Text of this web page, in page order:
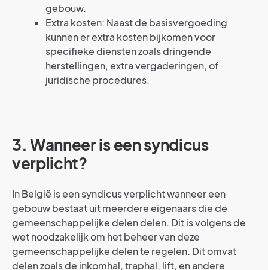
gebouw.
Extra kosten: Naast de basisvergoeding
kunnen er extra kosten bijkomen voor
specifieke diensten zoals dringende
herstellingen, extra vergaderingen, of
juridische procedures.
3. Wanneer is een syndicus
verplicht?
In België is een syndicus verplicht wanneer een
gebouw bestaat uit meerdere eigenaars die de
gemeenschappelijke delen delen. Dit is volgens de
wet noodzakelijk om het beheer van deze
gemeenschappelijke delen te regelen. Dit omvat
delen zoals de inkomhal, traphal, lift, en andere